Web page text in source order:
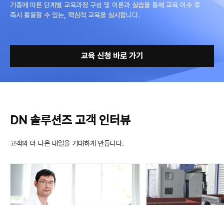
기종에 따른 단계별 교육과정 구성 및 이론과 실습을 통해 교육 이수 후
즉시 활용할 수 있는, 핵심적 교육을 실시합니다.
교육 신청 바로 가기
DN 솔루션즈 고객 인터뷰
고객의 더 나은 내일을 기대하게 만듭니다.